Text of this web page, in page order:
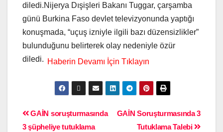
diledi.Nijerya Dışişleri Bakanı Tuggar, çarşamba
günü Burkina Faso devlet televizyonunda yaptığı
konuşmada, “uçuş izniyle ilgili bazı düzensizlikler”
bulunduğunu belirterek olay nedeniyle özür
diledi.
GAİN Soruşturmasında 3
Tutuklama Talebi
GAİN soruşturmasında
3 şüpheliye tutuklama